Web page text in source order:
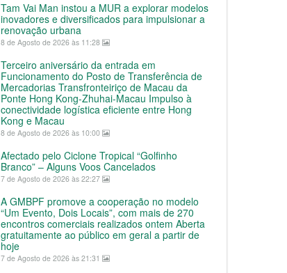
Tam Vai Man instou a MUR a explorar modelos
inovadores e diversificados para impulsionar a
renovação urbana
8 de Agosto de 2026 às 11:28
Terceiro aniversário da entrada em
Funcionamento do Posto de Transferência de
Mercadorias Transfronteiriço de Macau da
Ponte Hong Kong-Zhuhai-Macau Impulso à
conectividade logística eficiente entre Hong
Kong e Macau
8 de Agosto de 2026 às 10:00
Afectado pelo Ciclone Tropical “Golfinho
Branco” – Alguns Voos Cancelados
7 de Agosto de 2026 às 22:27
A GMBPF promove a cooperação no modelo
“Um Evento, Dois Locais”, com mais de 270
encontros comerciais realizados ontem Aberta
gratuitamente ao público em geral a partir de
hoje
7 de Agosto de 2026 às 21:31